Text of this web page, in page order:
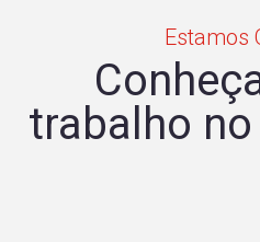
Estamos
trabalho